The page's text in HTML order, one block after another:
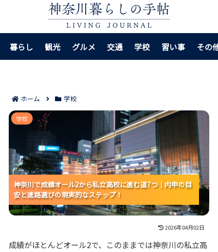
暮らし 観光 グルメ 交通 学校 習い事 その
ホーム 学校
神奈川で成績オール2から私立高校に進む道7つ｜内申
の目安と進路選びの現実的なステップ！
神奈川で成績オール2から私立高校に進む道7つ｜内申の目
安と進路選びの現実的なステップ！
神奈川で成績オール2から私立高校に進む道7つ｜内申の目
安と進路選びの現実的なステップ！
神奈川で成績オール2から私立高校に進む道7つ｜内申の目
安と進路選びの現実的なステップ！
学校
2026年04月02日
成績がほとんどオール2で、このままでは神奈川の私立高